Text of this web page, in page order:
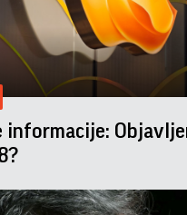
informacije: